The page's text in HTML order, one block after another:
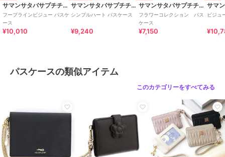
サマンサタバサプチチョイス
フープラインビジュー パスケ
ース
¥10,010
サマンサタバサプチチョイス
シンプルハート パスケース
¥9,240
サマンサタバサプチチョイス
フラワーコレクション パス
ケース
¥7,150
ビジュ
パスケースの類似アイテム
このカテゴリーをすべてみる